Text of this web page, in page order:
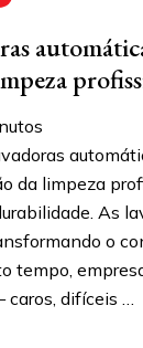
da limpeza
As
o
tempo,
difíceis …